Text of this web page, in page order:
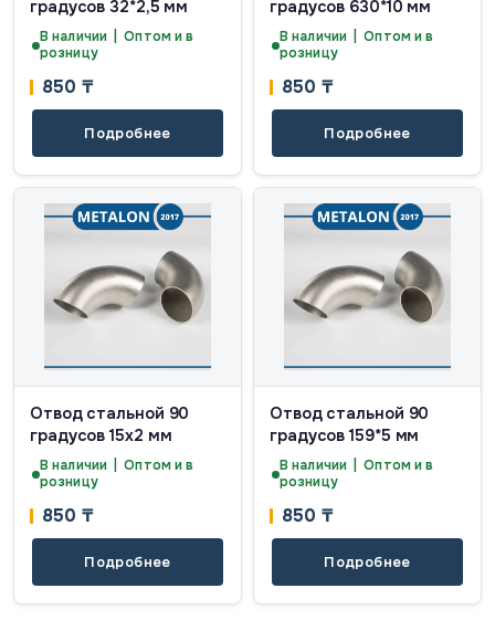
градусов 32*2,5 мм
В наличии | Оптом и в
розницу
850 ₸
Подробнее
градусов 630*10 мм
В наличии | Оптом и в
розницу
850 ₸
Подробнее
Отвод стальной 90
градусов 15х2 мм
В наличии | Оптом и в
розницу
850 ₸
Подробнее
Отвод стальной 90
градусов 159*5 мм
В наличии | Оптом и в
розницу
850 ₸
Подробнее